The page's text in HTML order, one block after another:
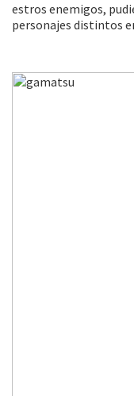
estros enemigos,
personajes distintos